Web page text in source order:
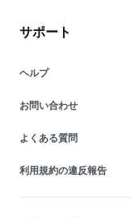
サポート
ヘルプ
お問い合わせ
よくある質問
利用規約の違反報告